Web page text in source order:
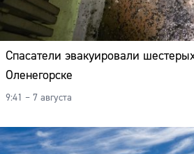
Спасатели эвакуировали
Оленегорске
9:41 – 7 августа